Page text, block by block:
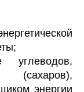
углеводов,
(сахаров),
энергии